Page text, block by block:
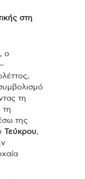
στη
ο
,
τη
τη
της
Τεύκρου,